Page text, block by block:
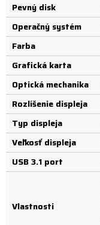
Pevný disk
Operačný systém
Farba
Grafická karta
Optická mechanika
Rozlíšenie displeja
Typ displeja
Veľkosť displeja
USB 3.1 port
Vlastnosti